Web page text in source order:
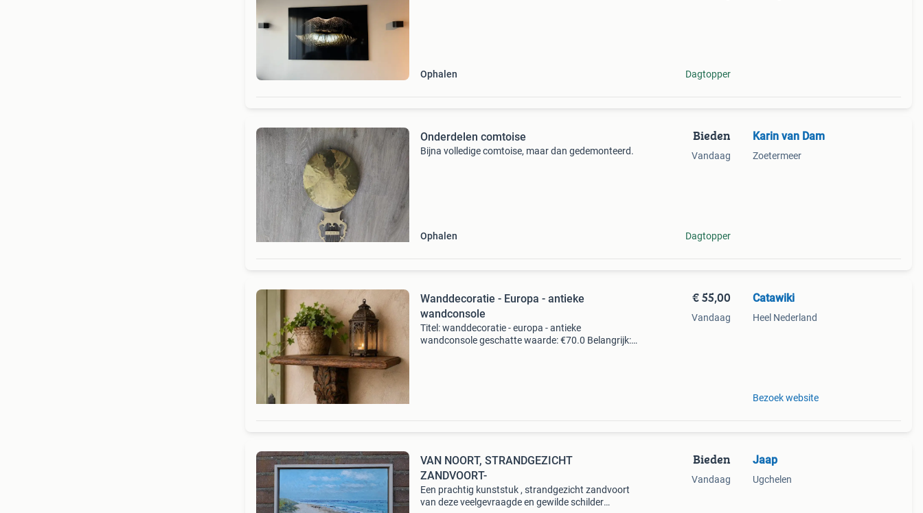
Ophalen Dagtopper
Onderdelen comtoise
Bijna volledige comtoise, maar dan gedemonteerd.
Ophalen
Bieden
Vandaag
Dagtopper
Karin van Dam
Zoetermeer
Wanddecoratie - Europa - antieke
wandconsole
Titel: wanddecoratie - europa - antieke
wandconsole geschatte waarde: €70.0 Belangrijk:
€ 55,00
Vandaag
Catawiki
Heel Nederland
Bezoek website
VAN NOORT, STRANDGEZICHT
ZANDVOORT-
Een prachtig kunststuk , strandgezicht zandvoort
van deze veelgevraagde en gewilde schilder
Bieden
Vandaag
Jaap
Ugchelen